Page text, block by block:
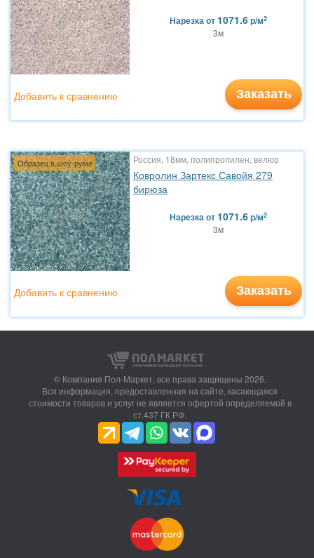
Нарезкаот 1071.6р/м2
3м
Заказать
Добавить к сравнению
Образец в шоу-руме Россия, 18мм, полипропилен, велюр
Ковролин Зартекс Савойя 279
бирюза
Нарезкаот 1071.6р/м2
3м
Заказать
Добавить к сравнению
© Компания Пол-Маркет, все права защищены 2026.
Вся информация, предоставленная на сайте, касающаяся
стоимости товаров и услуг не является офертой определяемой в
ст.437 ГК РФ.